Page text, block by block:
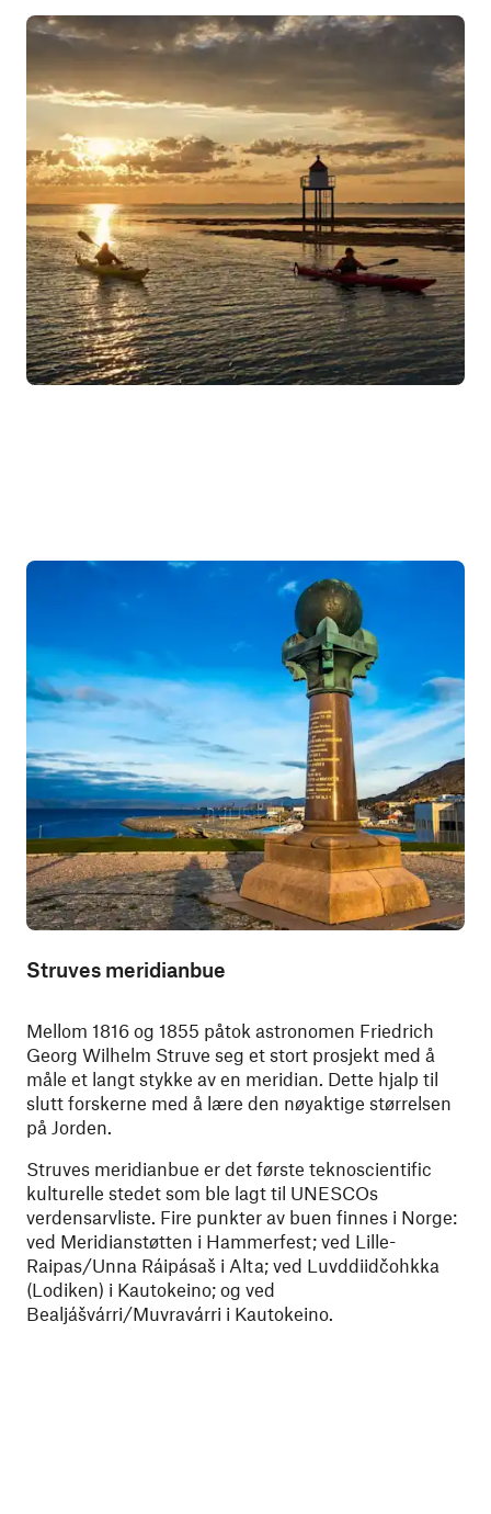
Struves meridianbue
Mellom 1816 og 1855 påtok astronomen Friedrich
Georg Wilhelm Struve seg et stort prosjekt med å
måle et langt stykke av en meridian. Dette hjalp til
slutt forskerne med å lære den nøyaktige størrelsen
på Jorden.
Struves meridianbue er det første teknoscientific
kulturelle stedet som ble lagt til UNESCOs
verdensarvliste. Fire punkter av buen finnes i Norge:
ved Meridianstøtten i Hammerfest; ved Lille-
Raipas/Unna Ráipásaš i Alta; ved Luvddiidčohkka
(Lodiken) i Kautokeino; og ved
Bealjášvárri/Muvravárri i Kautokeino.